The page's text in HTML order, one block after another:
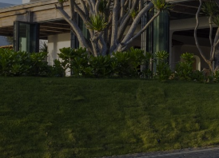
Trang chủ
Tin tức